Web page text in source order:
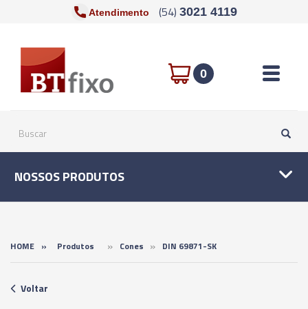
Atendimento (54) 3021 4119
0 Toggle
NOSSOS PRODUTOS
HOME » Produtos » Cones » DIN 69871-SK
Voltar